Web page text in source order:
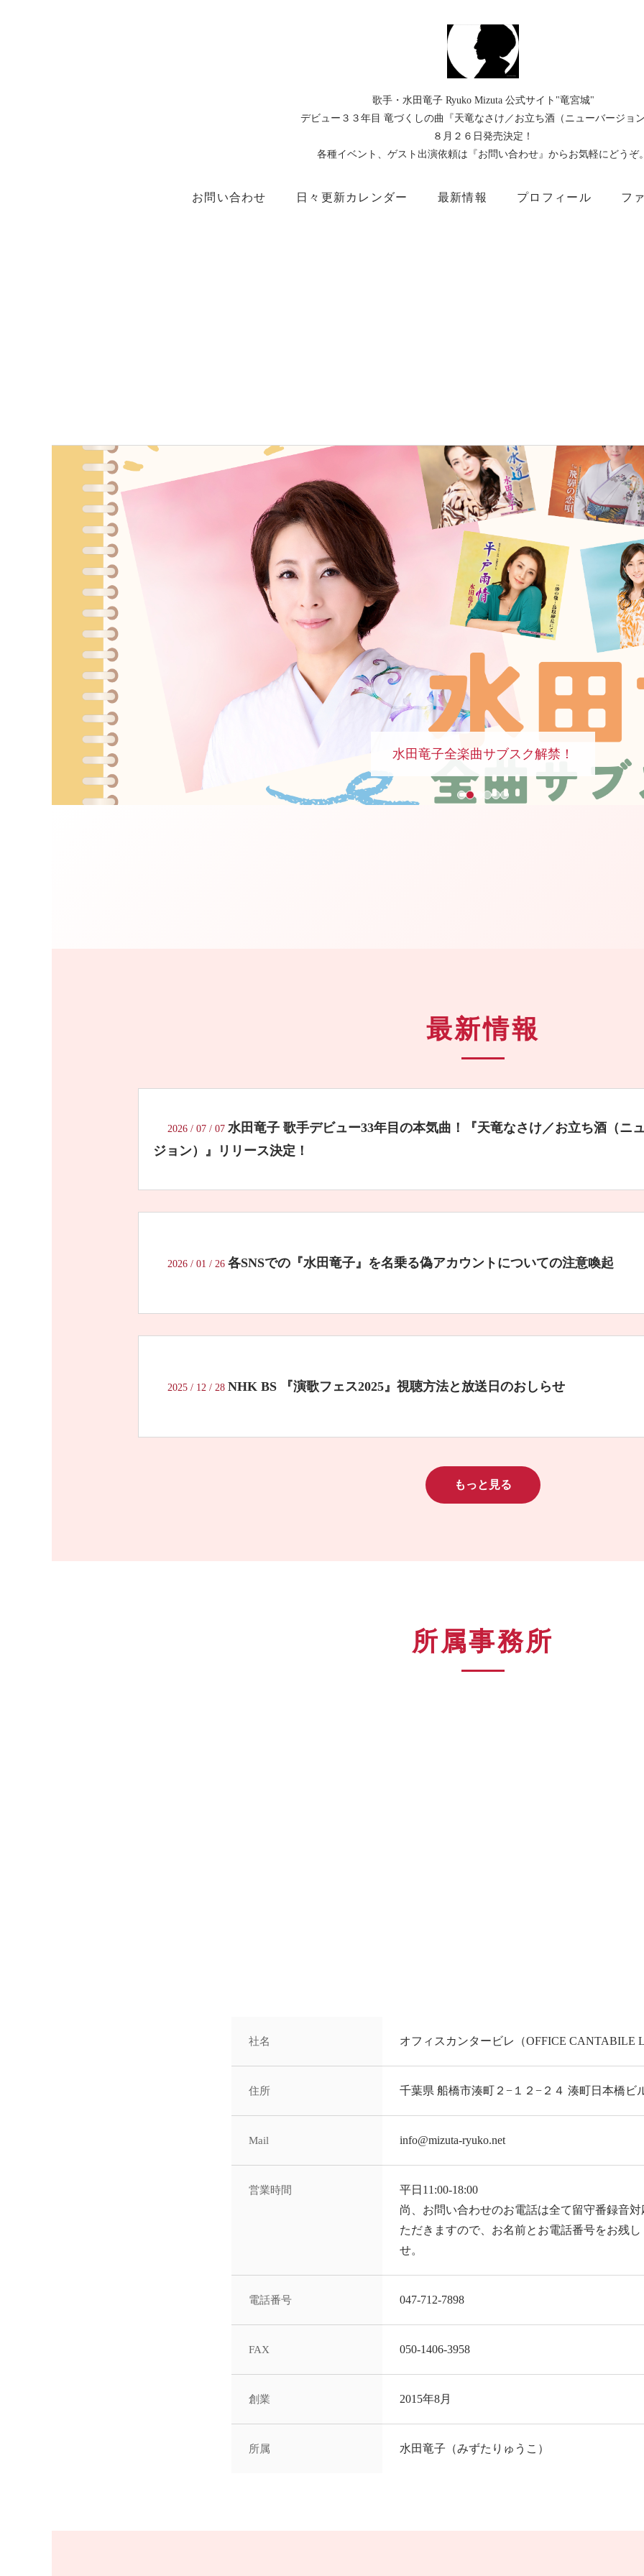
歌手・水田竜子 Ryuko Mizuta 公式サイト"竜宮城"
デビュー３３年目 竜づくしの曲『天竜なさけ／お立ち酒（ニューバージョ
８月２６日発売決定！
各種イベント、ゲスト出演依頼は『お問い合わせ』からお気軽にどうぞ
お問い合わせ 日々更新カレンダー 最新情報 プロフィール フ
2026年8月26日発売 「天竜なさけ」/「お立ち酒〜ニューバー
水田竜子全楽曲サブスク解禁！
YouTube楽園堂Chアワー・竜子のあずましいんでないか
DVD『30周年記念リサイタル』
水田竜子オンラインショップ
キングレコード
最新情報
2026 / 07 / 07 水田竜子 歌手デビュー33年目の本気曲！『天竜なさけ／お立ち酒（ニ
ジョン）』リリース決定！
2026 / 01 / 26 各SNSでの『水田竜子』を名乗る偽アカウントについての注意喚起
2025 / 12 / 28 NHK BS 『演歌フェス2025』視聴方法と放送日のおしらせ
もっと見る
所属事務所
社名 オフィスカンタービレ（OFFICE CANTABILE
住所 千葉県 船橋市湊町２−１２−２４ 湊町日本橋ビ
Mail info@mizuta-ryuko.net
営業時間
平日11:00-18:00
尚、お問い合わせのお電話は全て留守番録音
ただきますので、お名前とお電話番号をお残
せ。
電話番号 047-712-7898
FAX 050-1406-3958
創業 2015年8月
所属 水田竜子（みずたりゅうこ）